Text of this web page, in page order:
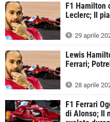
F1 Hamilton
Leclerc; Il
29 aprile
Lewis
Ferrari;
28 aprile
F1 Ferrari
di Alonso; Il